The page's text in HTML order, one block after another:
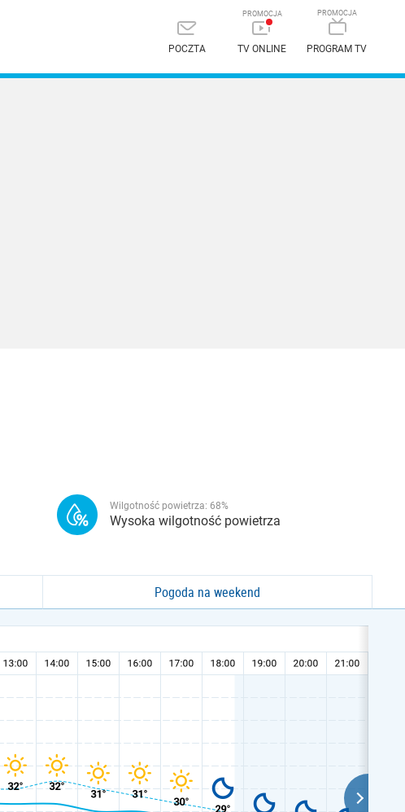
POCZTA TV ONLINE PROGRAM TV
Wilgotność powietrza: 68%
Wysoka wilgotność powietrza
Pogoda na weekend